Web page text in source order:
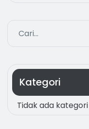
Kategori
Tidak ada kategori